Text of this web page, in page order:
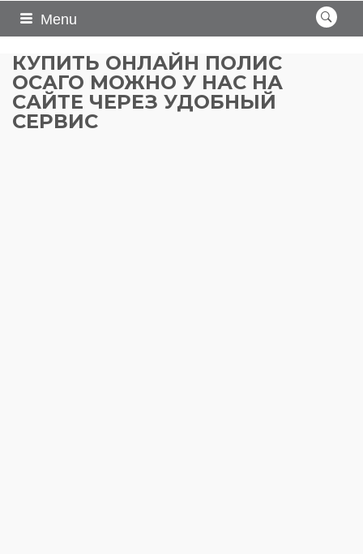
Menu
КУПИТЬ ОНЛАЙН ПОЛИС
ОСАГО МОЖНО У НАС НА
САЙТЕ ЧЕРЕЗ УДОБНЫЙ
СЕРВИС